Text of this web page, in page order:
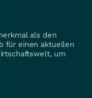
als den
für einen aktuellen
um